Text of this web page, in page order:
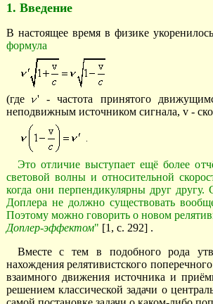
1. Введение
В настоящее время в физике
формула
(где
' - частота принятого
неподвижным источником сигнала, v -
Это отличие выступает ещё более
световой волны и относительной
когда они перпендикулярны друг другу.
Доплера не должно существовать
Поэтому можно говорить о новом
Доплер-эффектом" [1, с. 292] .
Вместе с тем в подобного рода
нахождения релятивистского
взаимного движения источника и
решением классической задачи о